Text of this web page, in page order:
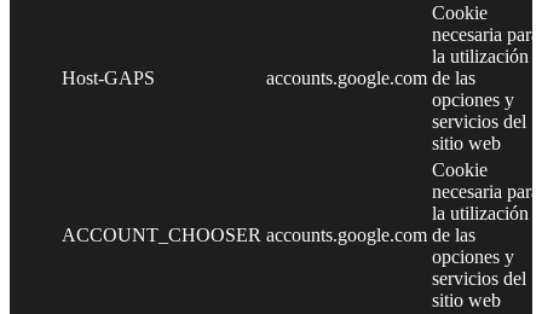
Host-GAPS accounts.google.com
Cookie
necesaria para
la utilización
de las
opciones y
servicios del
sitio web
ACCOUNT_CHOOSER accounts.google.com
Cookie
necesaria para
la utilización
de las
opciones y
servicios del
sitio web